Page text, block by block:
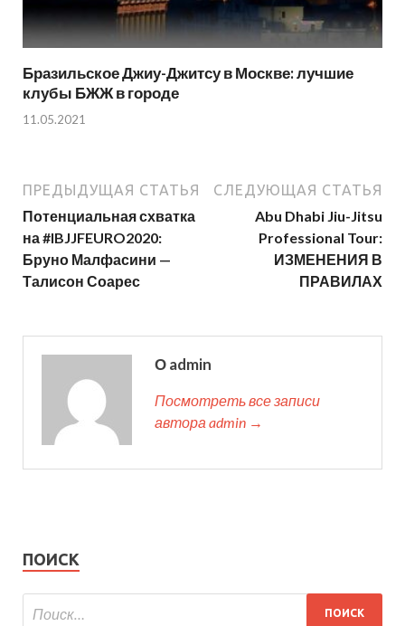
Бразильское Джиу-Джитсу в Москве: лучшие
клубы БЖЖ в городе
11.05.2021
ПРЕДЫДУЩАЯ СТАТЬЯ
Потенциальная схватка
на #IBJJFEURO2020:
Бруно Малфасини —
Талисон Соарес
СЛЕДУЮЩАЯ СТАТЬЯ
Abu Dhabi Jiu-Jitsu
Professional Tour:
ИЗМЕНЕНИЯ В
ПРАВИЛАХ
О admin
Посмотреть все записи
автора admin →
ПОИСК